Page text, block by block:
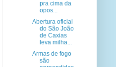
pra cima da
opos...
Abertura oficial
do São João
de Caxias
leva milha...
Armas de fogo
são